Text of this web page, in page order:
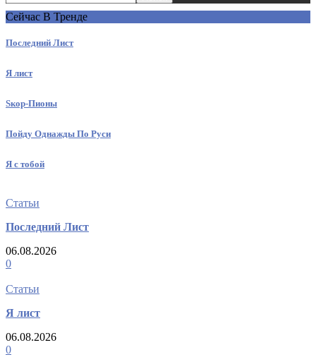
Сейчас В Тренде
Последний Лист
Я лист
Sкор-Пионы
Пойду Однажды По Руси
Я с тобой
Статьи
Последний Лист
06.08.2026
0
Статьи
Я лист
06.08.2026
0